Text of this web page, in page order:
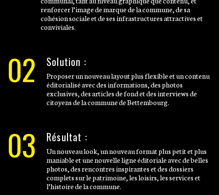
renforcer l’image de marque de la commune, de sa
cohésion sociale et de ses infrastructures attractives et
conviviales.
02 Solution :
Proposer un nouveau layout plus flexible et un contenu
éditorialisé avec des informations, des photos
exclusives, des articles de fond et des interviews de
citoyens de la commune de Bettembourg.
03 Résultat :
Un nouveau look, un nouveau format plus petit et plus
maniable et une nouvelle ligne éditoriale avec de belles
photos, des rencontres inspirantes et des dossiers
complets sur le patrimoine, les loisirs, les services et
l’histoire de la commune.